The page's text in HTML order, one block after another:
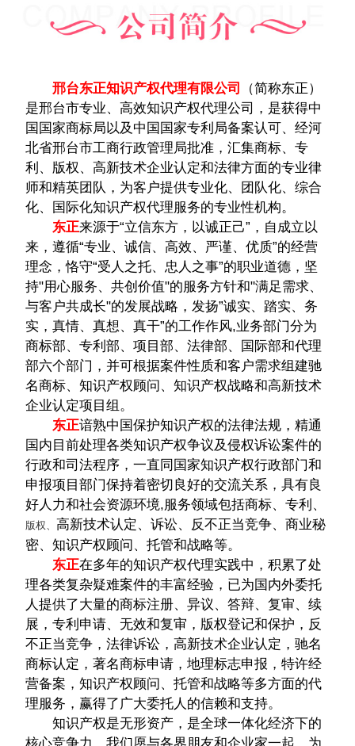
邢台东正知识产权代理有限公司
（简称东正）
是邢台​‌‌市专业、高效知识产权代理公司，是获得中
国国家商标局以及中国国家专利局备案认可、经河
北省邢台市工商行政管理局批准，汇集商标、专
利、版权、高新技术企业认定和法律方面的专业律
师和精英团队，为客户提供专业化、团队化、综合
化、国际化知识产权代理服务的专业性机构。
东正来源于“立信东方，以诚正己”，自成立以
来，遵循“专业、诚信、高效、严谨、优质”的经营
理念，恪守“受人之托、忠人之事”的职业道德，坚
持"用心服务、共创价值"的服务方针和"满足需求、
与客户共成长"的发展战略，发扬”诚实、踏实、务
实，真情、真想、真干”的工作作风,业务部门分为
商标部、专利部、项目部、法律部、国际部和代理
部六个部门，并可根据案件性质和客户需求组建驰
名商标、知识产权顾问、知识产权战略和高新技术
企业认定项目组。
东正谙熟中国保护知识产权的法律法规，精通
国内目前处理各类知识产权争议及侵权诉讼案件的
行政和司法程序，一直同国家知识产权行政部门和
申报项目部门保持着密切良好的交流关系，具有良
好人力和社会资源环境,服务领域包括商标、专利、
版权、 高新技术认定、诉讼、反不正当竞争、商业秘
密、知识产权顾问、托管和战略等。
东正在多年的知识产权代理实践中，积累了处
理各类复杂疑难案件的丰富经验，已为国内外委托
人提供了大量的商标注册、异议、答辩、复审、续
展，专利申请、无效和复审，版权登记和保护，反
不正当竞争，法律诉讼，高新技术企业认定，驰名
商标认定，著名商标申请，地理标志申报，特许经
营备案，知识产权顾问、托管和战略等多方面的代
理服务，赢得了广大委托人的信赖和支持。
知识产权是无形资产，是全球一体化经济下的